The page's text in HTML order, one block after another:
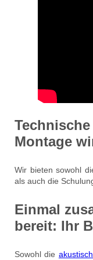
Montage
Wir bieten sowohl
als auch die
Einmal
bereit: Ihr
Sowohl die